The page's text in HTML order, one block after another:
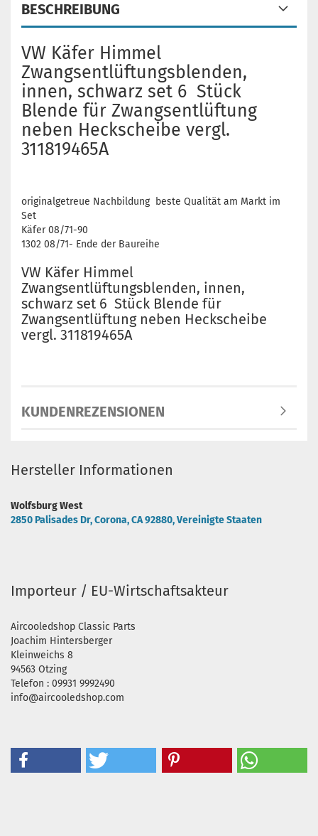
BESCHREIBUNG
VW Käfer Himmel
Zwangsentlüftungsblenden,
innen, schwarz set 6 Stück
Blende für Zwangsentlüftung
neben Heckscheibe vergl.
311819465A
originalgetreue Nachbildung beste Qualität am Markt im
Set
Käfer 08/71-90
1302 08/71- Ende der Baureihe
VW Käfer Himmel
Zwangsentlüftungsblenden, innen,
schwarz set 6 Stück Blende für
Zwangsentlüftung neben Heckscheibe
vergl. 311819465A
KUNDENREZENSIONEN
Hersteller Informationen
Wolfsburg West
2850 Palisades Dr, Corona, CA 92880, Vereinigte Staaten
Importeur / EU-Wirtschaftsakteur
Aircooledshop Classic Parts
Joachim Hintersberger
Kleinweichs 8
94563 Otzing
Telefon : 09931 9992490
info@aircooledshop.com